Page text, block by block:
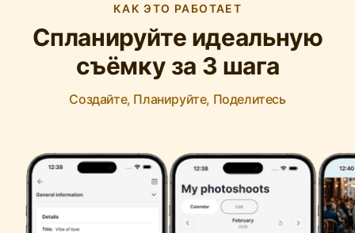
КАК ЭТО РАБОТАЕТ
Спланируйте идеальную
съёмку за 3 шага
Создайте, Планируйте, Поделитесь